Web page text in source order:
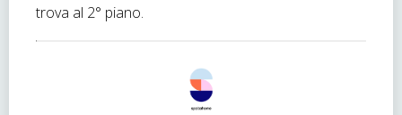
trova al 2° piano.